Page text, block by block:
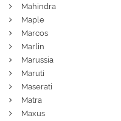
Mahindra
Maple
Marcos
Marlin
Marussia
Maruti
Maserati
Matra
Maxus